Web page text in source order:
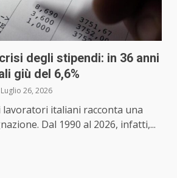
degli stipendi: in 36 anni
giù del 6,6%
Luglio 26, 2026
lavoratori italiani racconta una
Dal 1990 al 2026, infatti,...